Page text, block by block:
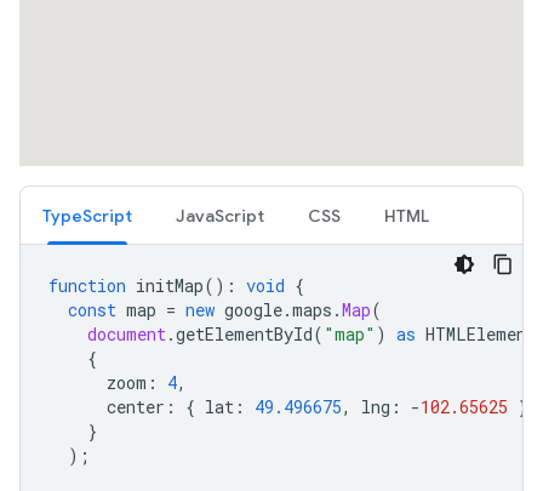
TypeScript JavaScript CSS HTML
function initMap() : void {
const map = new google.maps .Map(
document.getElementById( "map" ) as HTMLElement
{
zoom : 4,
center : { lat : 49.496675, lng : -102.65625 },
}
);